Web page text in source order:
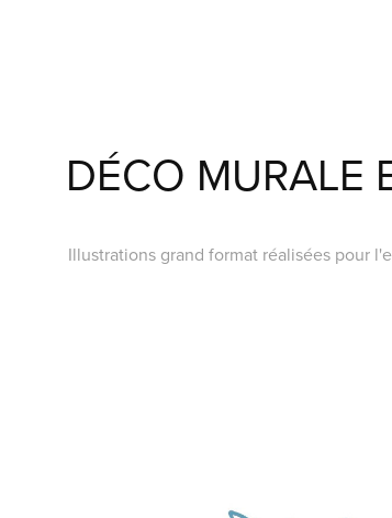
DÉCO MURALE
Illustrations grand format réalisées pour